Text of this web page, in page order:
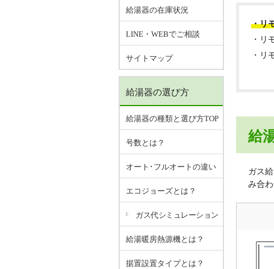
・リ
・リ
・リ
給
ガス
み合
給湯器の在庫状況
LINE・WEBでご相談
サイトマップ
給湯器の選び方
給湯器の種類と選び方TOP
号数とは？
オート･フルオートの違い
エコジョーズとは？
ガス代シミュレーション
給湯暖房熱源機とは？
据置設置タイプとは？